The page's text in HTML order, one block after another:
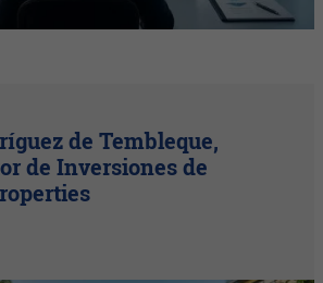
de Tembleque,
de Inversiones de